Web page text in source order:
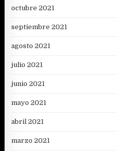
octubre 2021
septiembre 2021
agosto 2021
julio 2021
junio 2021
mayo 2021
abril 2021
marzo 2021